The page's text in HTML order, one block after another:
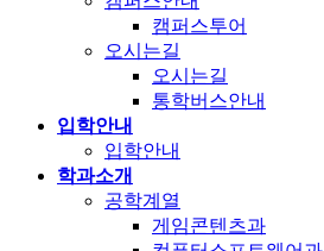
캠퍼스투어
오시는길
오시는길
통학버스안내
입학안내
입학안내
학과소개
공학계열
게임콘텐츠과